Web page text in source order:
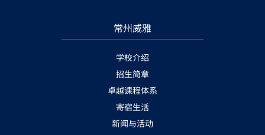
常州威雅
学校介绍
招生简章
卓越课程体系
寄宿生活
新闻与活动